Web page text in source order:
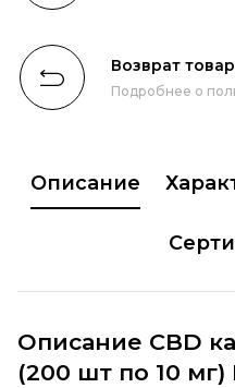
Возврат
Подробнее о
Описание
Описание CBD
(200 шт по 10